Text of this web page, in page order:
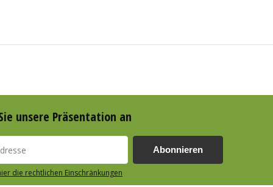
unsere Präsentation an
Abonnieren
die rechtlichen Einschränkungen